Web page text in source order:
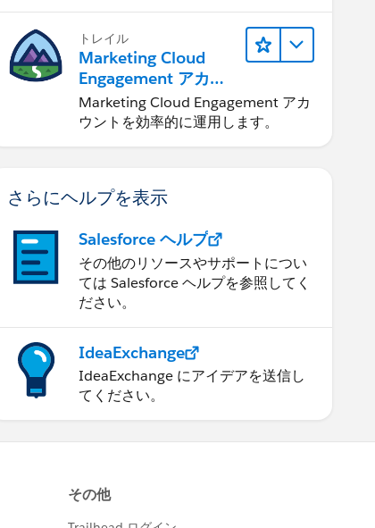
トレイル
Marketing Cloud
Engagement アカウ
ントの管理
Marketing Cloud Engagement アカ
ウントを効率的に運用します。
さらにヘルプを表示
Salesforce ヘルプ
その他のリソースやサポートについ
ては Salesforce ヘルプを参照してく
ださい。
IdeaExchange
IdeaExchange にアイデアを送信し
てください。